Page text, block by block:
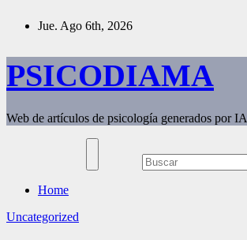
Jue. Ago 6th, 2026
PSICODIAMA
Web de artículos de psicología generados por IA
Home
Uncategorized